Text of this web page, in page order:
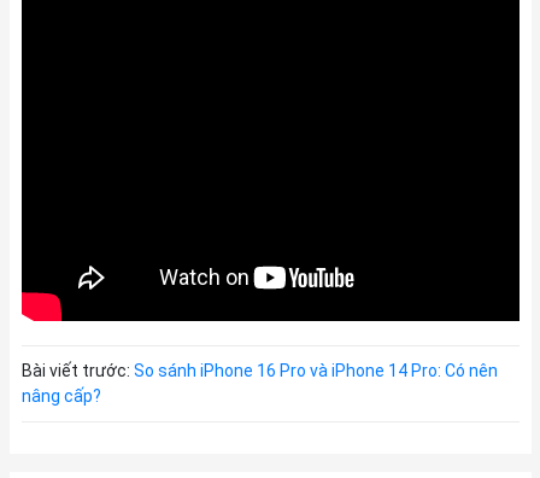
Bài viết trước: So sánh iPhone 16 Pro và iPhone 14 Pro: Có nên
nâng cấp?